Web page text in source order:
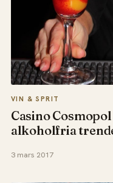
VIN & SPRIT
Casino
alkoholfria
3 mars 2017